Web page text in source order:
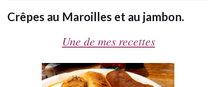
Crêpes au Maroilles et au jambon.
Une de mes recettes